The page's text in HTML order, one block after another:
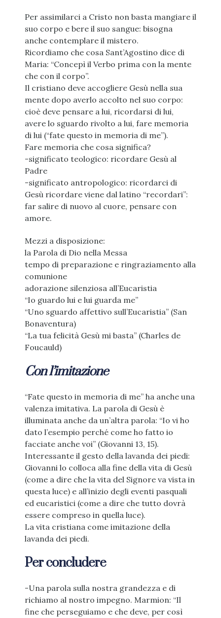
Per assimilarci a Cristo non basta mangiare il
suo corpo e bere il suo sangue: bisogna
anche contemplare il mistero.
Ricordiamo che cosa Sant’Agostino dice di
Maria: “Concepì il Verbo prima con la mente
che con il corpo”.
Il cristiano deve accogliere Gesù nella sua
mente dopo averlo accolto nel suo corpo:
cioè deve pensare a lui, ricordarsi di lui,
avere lo sguardo rivolto a lui, fare memoria
di lui (“fate questo in memoria di me”).
Fare memoria che cosa significa?
-significato teologico: ricordare Gesù al
Padre
-significato antropologico: ricordarci di
Gesù ricordare viene dal latino “recordari”:
far salire di nuovo al cuore, pensare con
amore.
Mezzi a disposizione:
la Parola di Dio nella Messa
tempo di preparazione e ringraziamento alla
comunione
adorazione silenziosa all’Eucaristia
“Io guardo lui e lui guarda me”
“Uno sguardo affettivo sull’Eucaristia” (San
Bonaventura)
“La tua felicità Gesù mi basta” (Charles de
Foucauld)
Con l’imitazione
“Fate questo in memoria di me” ha anche una
valenza imitativa. La parola di Gesù è
illuminata anche da un’altra parola: “Io vi ho
dato l’esempio perché come ho fatto io
facciate anche voi” (Giovanni 13, 15).
Interessante il gesto della lavanda dei piedi:
Giovanni lo colloca alla fine della vita di Gesù
(come a dire che la vita del Signore va vista in
questa luce) e all’inizio degli eventi pasquali
ed eucaristici (come a dire che tutto dovrà
essere compreso in quella luce).
La vita cristiana come imitazione della
lavanda dei piedi.
Per concludere
-Una parola sulla nostra grandezza e di
richiamo al nostro impegno. Marmion: “Il
fine che perseguiamo e che deve, per così